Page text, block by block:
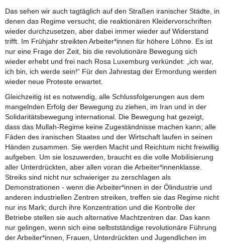
Das sehen wir auch tagtäglich auf den Straßen iranischer Städte, in
denen das Regime versucht, die reaktionären Kleidervorschriften
wieder durchzusetzen, aber dabei immer wieder auf Widerstand
trifft. Im Frühjahr streikten Arbeiter*innen für höhere Löhne. Es ist
nur eine Frage der Zeit, bis die revolutionäre Bewegung sich
wieder erhebt und frei nach Rosa Luxemburg verkündet: „ich war,
ich bin, ich werde sein!“ Für den Jahrestag der Ermordung werden
wieder neue Proteste erwartet.
Gleichzeitig ist es notwendig, alle Schlussfolgerungen aus dem
mangelnden Erfolg der Bewegung zu ziehen, im Iran und in der
Solidaritätsbewegung international. Die Bewegung hat gezeigt,
dass das Mullah-Regime keine Zugeständnisse machen kann; alle
Fäden des iranischen Staates und der Wirtschaft laufen in seinen
Händen zusammen. Sie werden Macht und Reichtum nicht freiwillig
aufgeben. Um sie loszuwerden, braucht es die volle Mobilisierung
aller Unterdrückten, aber allen voran die Arbeiter*innenklasse.
Streiks sind nicht nur schwieriger zu zerschlagen als
Demonstrationen - wenn die Arbeiter*innen in der Ölindustrie und
anderen industriellen Zentren streiken, treffen sie das Regime nicht
nur ins Mark; durch ihre Konzentration und die Kontrolle der
Betriebe stellen sie auch alternative Machtzentren dar. Das kann
nur gelingen, wenn sich eine selbstständige revolutionäre Führung
der Arbeiter*innen, Frauen, Unterdrückten und Jugendlichen im